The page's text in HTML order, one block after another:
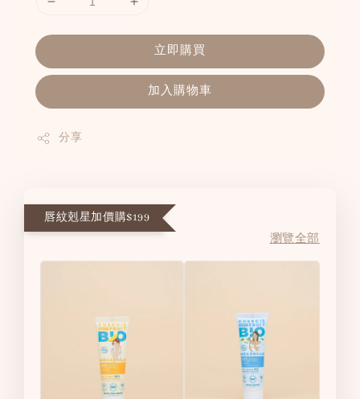
立即購買
加入購物車
分享
唇紋剋星加價購$199
瀏覽全部